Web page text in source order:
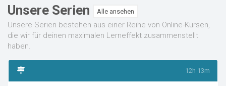
Unsere Serien Alle ansehen
Unsere Serien bestehen aus einer Reihe von Online-Kursen,
die wir für deinen maximalen Lerneffekt zusammenstellt
haben.
12h 13m